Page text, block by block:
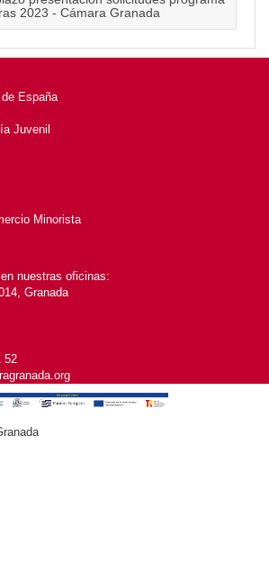
2023 - Cámara Granada
España
Juvenil
Minorista
nuestras oficinas:
Granada
52